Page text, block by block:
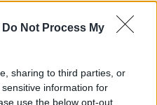
Do Not Process My
sharing to third parties, or
information for
use the below opt-out